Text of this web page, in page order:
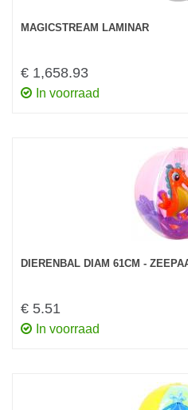
MAGICSTREAM LAMINAR
€ 1,658.93
In voorraad
DIERENBAL DIAM 61CM -
€ 5.51
In voorraad